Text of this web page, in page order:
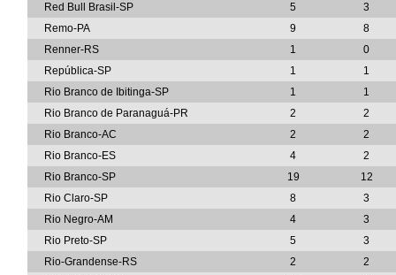
Red Bull Brasil-SP
5
3
Remo-PA
9
8
Renner-RS
1
0
República-SP
1
1
Rio Branco de Ibitinga-SP
1
1
Rio Branco de Paranaguá-PR
2
2
Rio Branco-AC
2
2
Rio Branco-ES
4
2
Rio Branco-SP
19
12
Rio Claro-SP
8
3
Rio Negro-AM
4
3
Rio Preto-SP
5
3
Rio-Grandense-RS
2
2